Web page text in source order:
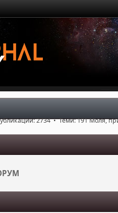
2734 • Теми: 191 Моля,